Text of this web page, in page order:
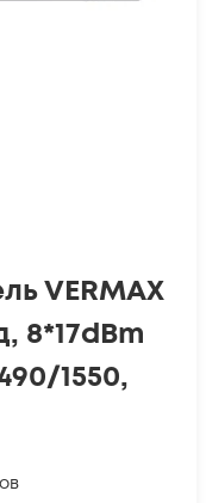
VERMAX
8*17dBm
1550,